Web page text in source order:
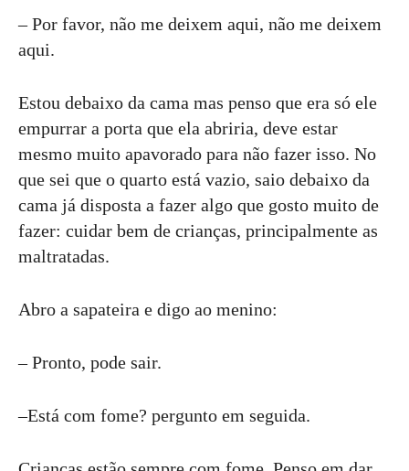
– Por favor, não me deixem aqui, não me deixem
aqui.
Estou debaixo da cama mas penso que era só ele
empurrar a porta que ela abriria, deve estar
mesmo muito apavorado para não fazer isso. No
que sei que o quarto está vazio, saio debaixo da
cama já disposta a fazer algo que gosto muito de
fazer: cuidar bem de crianças, principalmente as
maltratadas.
Abro a sapateira e digo ao menino:
– Pronto, pode sair.
–Está com fome? pergunto em seguida.